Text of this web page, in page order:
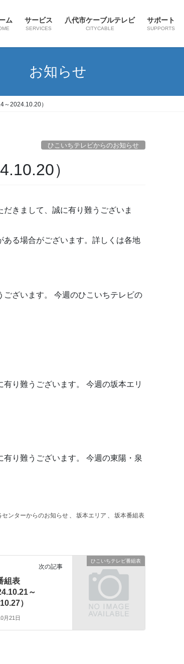
ム サービス
SERVICES
八代市ケーブルテレビ
CITYCABLE
サポート
SUPPORTS
お知らせ
～2024.10.20）
ひこいちテレビからのお知らせ
）
きまして、誠に有り難うございま
る場合がございます。詳しくは各地
ざいます。 今週のひこいちテレビの
り難うございます。 今週の坂本エリ
り難うございます。 今週の東陽・泉
センターからのお知らせ 、 坂本エリア 、
坂本番組表
ひこいちテレビ番組表
次の記事
組表
～
）
月21日